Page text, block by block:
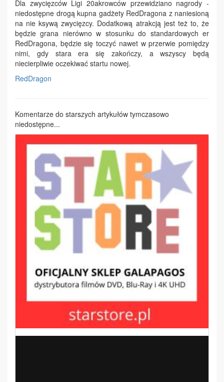
Dla zwycięzców Ligi 20akrowców przewidziano nagrody -
niedostępne drogą kupna gadżety RedDragona z naniesioną
na nie ksywą zwycięzcy. Dodatkową atrakcją jest też to, że
będzie grana nierówno w stosunku do standardowych er
RedDragona, będzie się toczyć nawet w przerwie pomiędzy
nimi, gdy stara era się zakończy, a wszyscy będą
niecierpliwie oczekiwać startu nowej.
RedDragon
Komentarze do starszych artykułów tymczasowo
niedostępne...